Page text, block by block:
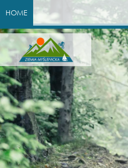
HOME